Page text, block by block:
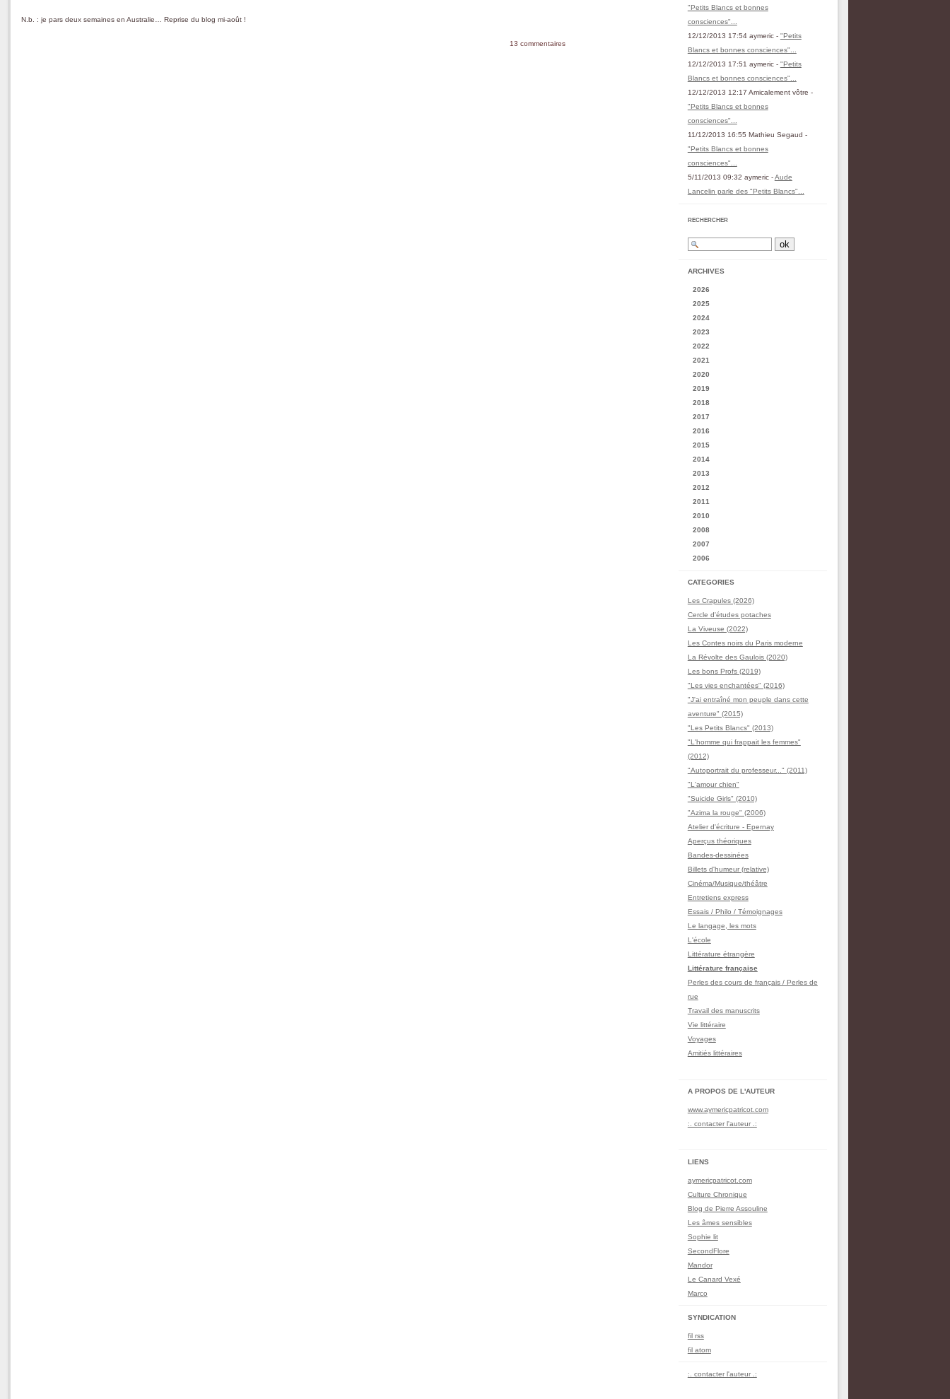
N.b. : je pars deux semaines en Australie… Reprise du blog mi-août !
13 commentaires
"Petits Blancs et bonnes
consciences"...
12/12/2013 17:54 aymeric - "Petits
Blancs et bonnes consciences"...
12/12/2013 17:51 aymeric - "Petits
Blancs et bonnes consciences"...
12/12/2013 12:17 Amicalement vôtre -
"Petits Blancs et bonnes
consciences"...
11/12/2013 16:55 Mathieu Segaud -
"Petits Blancs et bonnes
consciences"...
5/11/2013 09:32 aymeric -Aude
Lancelin parle des "Petits Blancs"...
RECHERCHER
ARCHIVES
2026
2025
2024
2023
2022
2021
2020
2019
2018
2017
2016
2015
2014
2013
2012
2011
2010
2008
2007
2006
CATEGORIES
Les Crapules (2026)
Cercle d'études potaches
La Viveuse (2022)
Les Contes noirs du Paris moderne
La Révolte des Gaulois (2020)
Les bons Profs (2019)
"Les vies enchantées" (2016)
"J'ai entraîné mon peuple dans cette
aventure" (2015)
"Les Petits Blancs" (2013)
"L'homme qui frappait les femmes"
(2012)
"Autoportrait du professeur..." (2011)
"L'amour chien"
"Suicide Girls" (2010)
"Azima la rouge" (2006)
Atelier d'écriture - Epernay
Aperçus théoriques
Bandes-dessinées
Billets d'humeur (relative)
Cinéma/Musique/théâtre
Entretiens express
Essais / Philo / Témoignages
Le langage, les mots
L'école
Littérature étrangère
Littérature française
Perles des cours de français / Perles de
rue
Travail des manuscrits
Vie littéraire
Voyages
Amitiés littéraires
A PROPOS DE L'AUTEUR
www.aymericpatricot.com
:. contacter l'auteur .:
LIENS
aymericpatricot.com
Culture Chronique
Blog de Pierre Assouline
Les âmes sensibles
Sophie lit
SecondFlore
Mandor
Le Canard Vexé
Marco
SYNDICATION
fil rss
fil atom
:. contacter l'auteur .: